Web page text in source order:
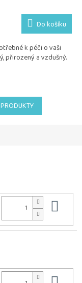
Do košíku
k péči o vaši
přirozený a vzdušný.